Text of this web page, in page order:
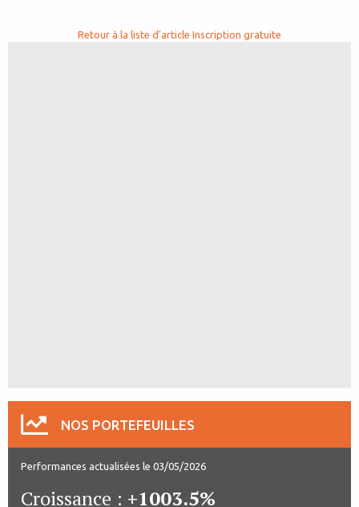
Retour à la liste d'article Inscription gratuite
NOS PORTEFEUILLES
Performances actualisées le 03/05/2026
Croissance : +1003.5%